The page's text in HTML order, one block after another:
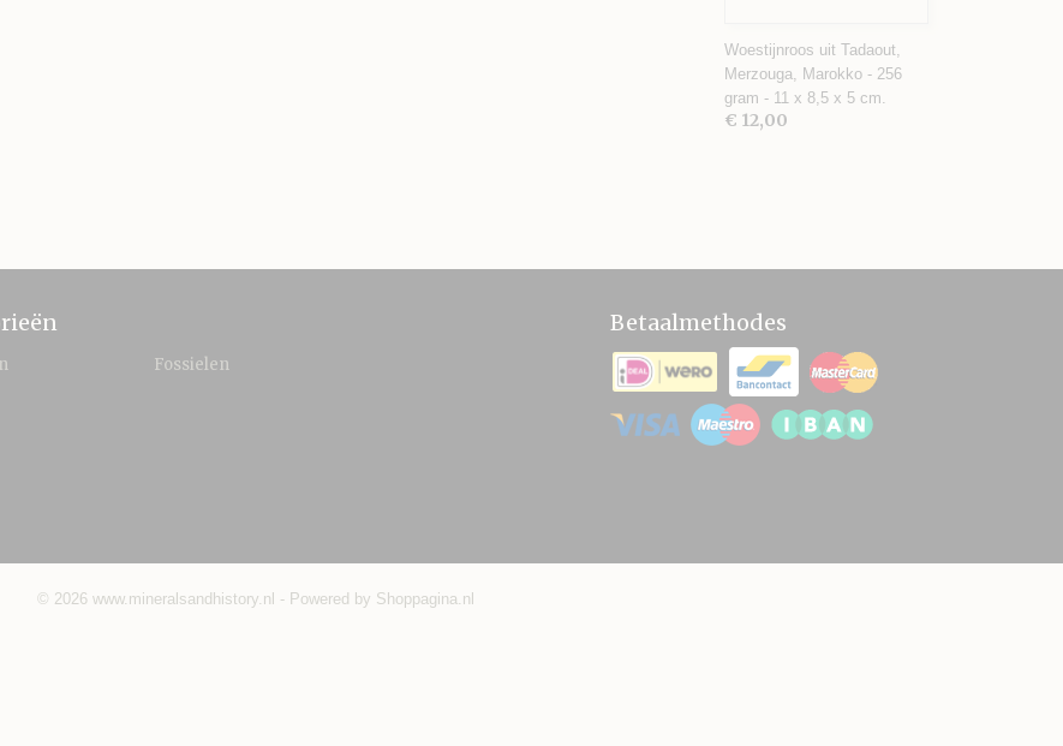
Woestijnroos uit Tadaout,
Merzouga, Marokko - 256
gram - 11 x 8,5 x 5 cm.
€ 12,00
Fossielen
Betaalmethodes
© 2026 www.mineralsandhistory.nl - Powered by Shoppagina.nl